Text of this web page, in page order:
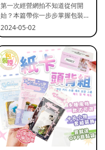
第一次經營網拍不知道從何開
始？本篇帶你一步步掌握包裝流
程與出貨前檢查重點。
2024-05-02